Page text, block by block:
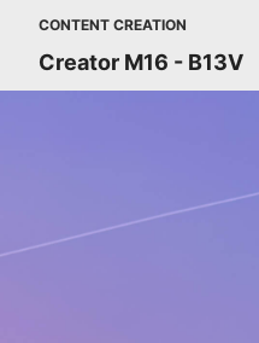
CONTENT CREATION
Creator M16 - B13V